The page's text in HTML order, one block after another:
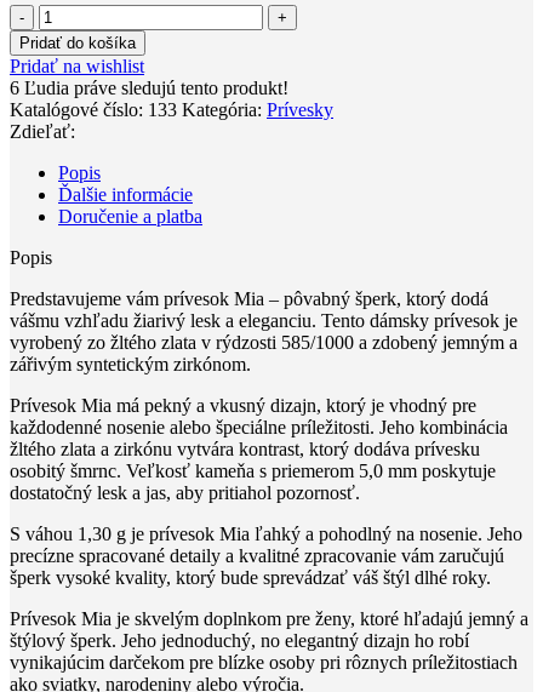
množstvo
Prívesok
so
zirkónom
Mia
Pridať do košíka
Pridať na wishlist
6 Ľudia práve sledujú tento produkt!
Katalógové číslo: 133 Kategória: Prívesky
Zdieľať:
Popis
Ďalšie informácie
Doručenie a platba
Popis
Predstavujeme vám prívesok Mia – pôvabný šperk, ktorý dodá
vášmu vzhľadu žiarivý lesk a eleganciu. Tento dámsky prívesok je
vyrobený zo žltého zlata v rýdzosti 585/1000 a zdobený jemným a
zářivým syntetickým zirkónom.
Prívesok Mia má pekný a vkusný dizajn, ktorý je vhodný pre
každodenné nosenie alebo špeciálne príležitosti. Jeho kombinácia
žltého zlata a zirkónu vytvára kontrast, ktorý dodáva prívesku
osobitý šmrnc. Veľkosť kameňa s priemerom 5,0 mm poskytuje
dostatočný lesk a jas, aby pritiahol pozornosť.
S váhou 1,30 g je prívesok Mia ľahký a pohodlný na nosenie. Jeho
precízne spracované detaily a kvalitné zpracovanie vám zaručujú
šperk vysoké kvality, ktorý bude sprevádzať váš štýl dlhé roky.
Prívesok Mia je skvelým doplnkom pre ženy, ktoré hľadajú jemný a
štýlový šperk. Jeho jednoduchý, no elegantný dizajn ho robí
vynikajúcim darčekom pre blízke osoby pri rôznych príležitostiach
ako sviatky, narodeniny alebo výročia.